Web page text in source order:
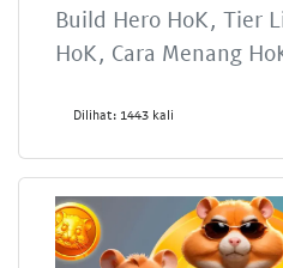
Build Hero HoK, Tier
HoK, Cara Menang
Dilihat: 1443 kali